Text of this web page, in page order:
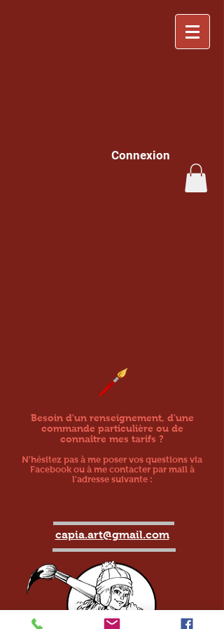
Connexion
capia.art@gmail.com
Besoin d'un renseignement, d'une
commande particulière ou de
connaître mes tarifs ?
N'hésitez pas à me poser vos questions via
Facebook ou à me contacter par mail à
l'adresse suivante :